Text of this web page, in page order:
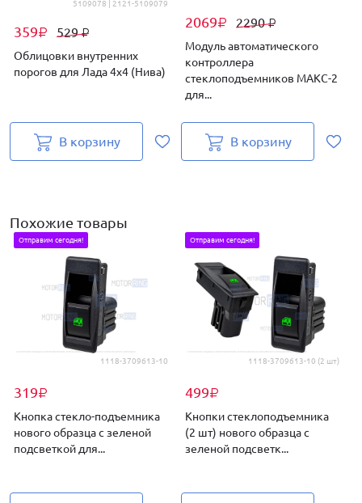
5109078 | 2121-5109079
359₽ 529₽
Облицовки внутренних
порогов для Лада 4х4 (Нива)
В корзину
2069₽ 2290₽
Модуль автоматического
контроллера
стеклоподъемников МАКС-2
для...
В корзину
Похожие товары
1118-3709613-10
319₽
Отправим сегодня!
Кнопка стекло-подъемника
нового образца с зеленой
подсветкой для...
1118-3709613-10 (2 шт)
499₽
Отправим сегодня!
Кнопки стеклоподъемника
(2 шт) нового образца с
зеленой подсветк...